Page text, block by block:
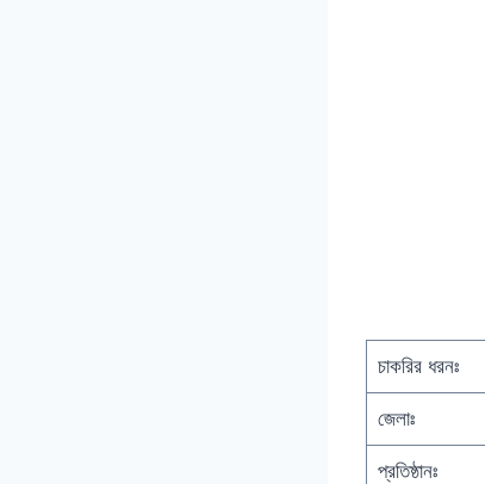
চাকরির ধরনঃ
জেলাঃ
প্রতিষ্ঠানঃ